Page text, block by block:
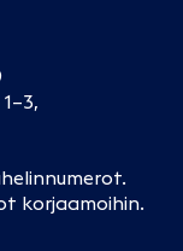
.
korjaamoihin.